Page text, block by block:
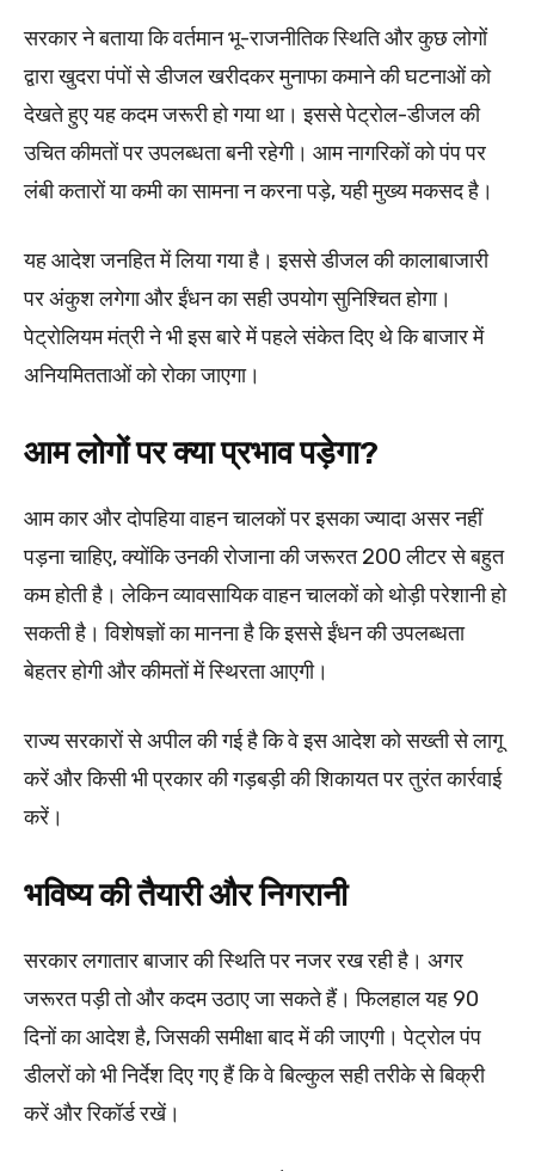
सरकार ने बताया कि वर्तमान भू-राजनीतिक स्थिति और कुछ लोगों
द्वारा खुदरा पंपों से डीजल खरीदकर मुनाफा कमाने की घटनाओं को
देखते हुए यह कदम जरूरी हो गया था। इससे पेट्रोल-डीजल की
उचित कीमतों पर उपलब्धता बनी रहेगी। आम नागरिकों को पंप पर
लंबी कतारों या कमी का सामना न करना पड़े, यही मुख्य मकसद है।
यह आदेश जनहित में लिया गया है। इससे डीजल की कालाबाजारी
पर अंकुश लगेगा और ईंधन का सही उपयोग सुनिश्चित होगा।
पेट्रोलियम मंत्री ने भी इस बारे में पहले संकेत दिए थे कि बाजार में
अनियमितताओं को रोका जाएगा।
आम लोगों पर क्या प्रभाव पड़ेगा?
आम कार और दोपहिया वाहन चालकों पर इसका ज्यादा असर नहीं
पड़ना चाहिए, क्योंकि उनकी रोजाना की जरूरत 200 लीटर से बहुत
कम होती है। लेकिन व्यावसायिक वाहन चालकों को थोड़ी परेशानी हो
सकती है। विशेषज्ञों का मानना है कि इससे ईंधन की उपलब्धता
बेहतर होगी और कीमतों में स्थिरता आएगी।
राज्य सरकारों से अपील की गई है कि वे इस आदेश को सख्ती से लागू
करें और किसी भी प्रकार की गड़बड़ी की शिकायत पर तुरंत कार्रवाई
करें।
भविष्य की तैयारी और निगरानी
सरकार लगातार बाजार की स्थिति पर नजर रख रही है। अगर
जरूरत पड़ी तो और कदम उठाए जा सकते हैं। फिलहाल यह 90
दिनों का आदेश है, जिसकी समीक्षा बाद में की जाएगी। पेट्रोल पंप
डीलरों को भी निर्देश दिए गए हैं कि वे बिल्कुल सही तरीके से बिक्री
करें और रिकॉर्ड रखें।